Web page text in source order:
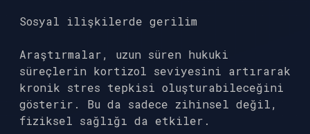
Sosyal ilişkilerde gerilim
Araştırmalar, uzun süren hukuki
süreçlerin kortizol seviyesini artırarak
kronik stres tepkisi oluşturabileceğini
gösterir. Bu da sadece zihinsel değil,
fiziksel sağlığı da etkiler.